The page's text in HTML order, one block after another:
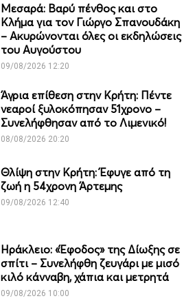
Μεσαρά: Βαρύ πένθος και στο
Κλήμα για τον Γιώργο Σπανουδάκη
– Ακυρώνονται όλες οι εκδηλώσεις
του Αυγούστου
09/08/2026 12:20
Άγρια επίθεση στην Κρήτη: Πέντε
νεαροί ξυλοκόπησαν 51χρονο –
Συνελήφθησαν από το Λιμενικό!
08/08/2026 20:20
Θλίψη στην Κρήτη: Έφυγε από τη
ζωή η 54χρονη Άρτεμης
09/08/2026 12:40
Ηράκλειο: «Έφοδος» της Δίωξης σε
σπίτι – Συνελήφθη ζευγάρι με μισό
κιλό κάνναβη, χάπια και μετρητά
09/08/2026 10:00